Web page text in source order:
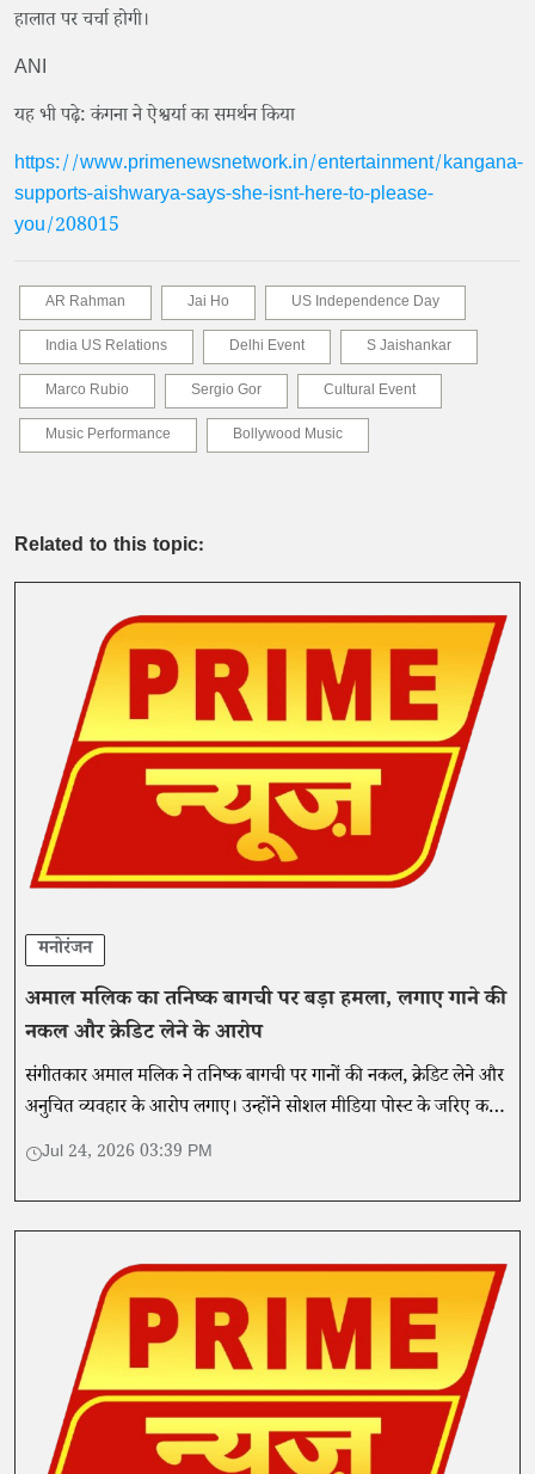
हालात पर चर्चा होगी।
ANI
यह भी पढ़े: कंगना ने ऐश्वर्या का समर्थन किया
https://www.primenewsnetwork.in/entertainment/kangana-
supports-aishwarya-says-she-isnt-here-to-please-
you/208015
AR Rahman Jai Ho
US Independence Day
India US Relations
Delhi Event
S Jaishankar
Marco Rubio
Sergio Gor
Cultural Event
Music Performance
Bollywood Music
Related to this topic:
मनोरंजन
अमाल मलिक का तनिष्क बागची पर बड़ा हमला, लगाए गाने की
नकल और क्रेडिट लेने के आरोप
संगीतकार अमाल मलिक ने तनिष्क बागची पर गानों की नकल, क्रेडिट लेने और
अनुचित व्यवहार के आरोप लगाए। उन्होंने सोशल मीडिया पोस्ट के जरिए कई
गंभीर दावे किए।
Jul 24, 2026 03:39 PM